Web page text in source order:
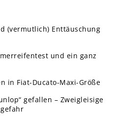
(vermutlich) Enttäuschung
und ein ganz
in Fiat-Ducato-Maxi-Größe
gefallen – Zweigleisige